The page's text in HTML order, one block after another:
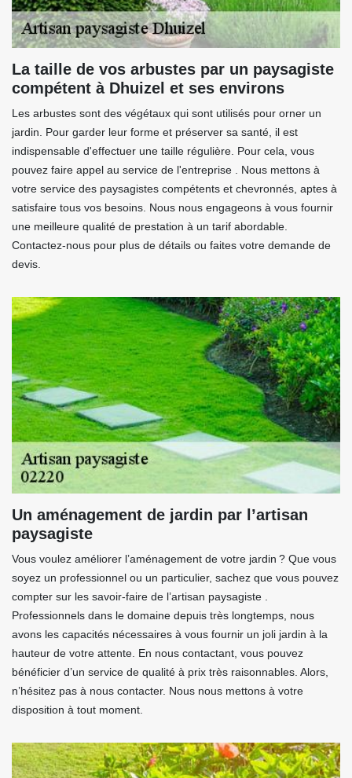
La taille de vos arbustes par un paysagiste
compétent à Dhuizel et ses environs
Les arbustes sont des végétaux qui sont utilisés pour orner un
jardin. Pour garder leur forme et préserver sa santé, il est
indispensable d'effectuer une taille régulière. Pour cela, vous
pouvez faire appel au service de l'entreprise . Nous mettons à
votre service des paysagistes compétents et chevronnés, aptes à
satisfaire tous vos besoins. Nous nous engageons à vous fournir
une meilleure qualité de prestation à un tarif abordable.
Contactez-nous pour plus de détails ou faites votre demande de
devis.
Un aménagement de jardin par l’artisan
paysagiste
Vous voulez améliorer l’aménagement de votre jardin ? Que vous
soyez un professionnel ou un particulier, sachez que vous pouvez
compter sur les savoir-faire de l’artisan paysagiste .
Professionnels dans le domaine depuis très longtemps, nous
avons les capacités nécessaires à vous fournir un joli jardin à la
hauteur de votre attente. En nous contactant, vous pouvez
bénéficier d’un service de qualité à prix très raisonnables. Alors,
n’hésitez pas à nous contacter. Nous nous mettons à votre
disposition à tout moment.